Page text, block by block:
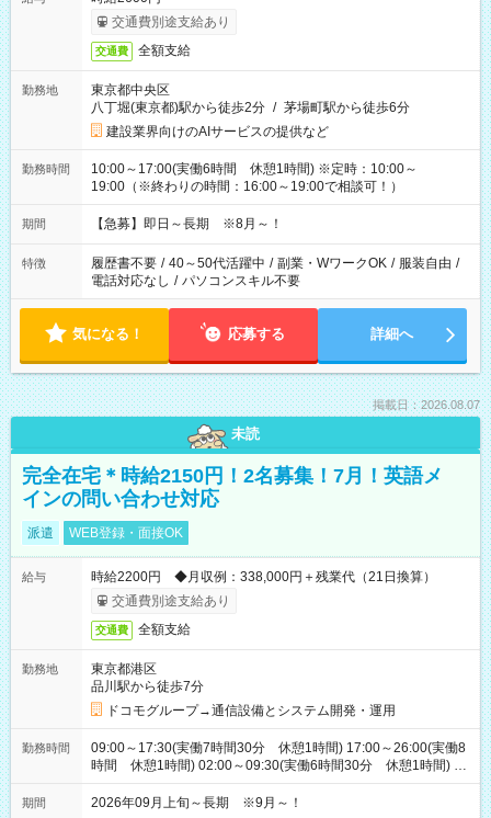
交通費別途支給あり
交通費 全額支給
勤務地
東京都中央区
八丁堀(東京都)駅から徒歩2分 / 茅場町駅から徒歩6分
建設業界向けのAIサービスの提供など
勤務時間
10:00～17:00(実働6時間 休憩1時間) ※定時：10:00～
19:00（※終わりの時間：16:00～19:00で相談可！）
期間 【急募】即日～長期 ※8月～！
特徴 履歴書不要 / 40～50代活躍中 / 副業・WワークOK / 服装自由 /
電話対応なし / パソコンスキル不要
気になる！ 応募する 詳細へ
掲載日：2026.08.07
未読
完全在宅＊時給2150円！2名募集！7月！英語メ
インの問い合わせ対応
派遣 WEB登録・面接OK
給与
時給2200円 ◆月収例：338,000円＋残業代（21日換算）
交通費別途支給あり
交通費 全額支給
勤務地
東京都港区
品川駅から徒歩7分
ドコモグループ→通信設備とシステム開発・運用
勤務時間
09:00～17:30(実働7時間30分 休憩1時間) 17:00～26:00(実働8
時間 休憩1時間) 02:00～09:30(実働6時間30分 休憩1時間) ※
日勤は就業時間1/夜勤は就業時間2.3を連続で行って頂きます
期間 2026年09月上旬～長期 ※9月～！